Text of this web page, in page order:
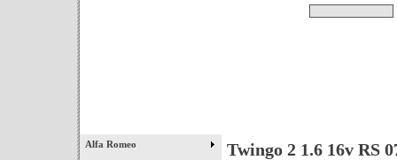
Alfa Romeo
Twingo 2 1.6 16v RS